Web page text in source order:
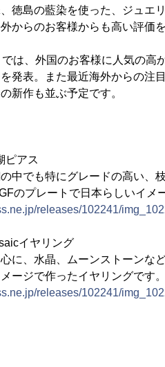
徳島の藍染を使った、ジュエ
からのお客様からも高い評価
では、外国のお客様に人気の
発表。また最近海外からの注
新作も並ぶ予定です。
ピアス
中でも特にグレードの高い、
のプレートで日本らしいイメ
releases/102241/
イヤリング
に、水晶、ムーンストーンな
ージで作ったイヤリングです。
releases/102241/